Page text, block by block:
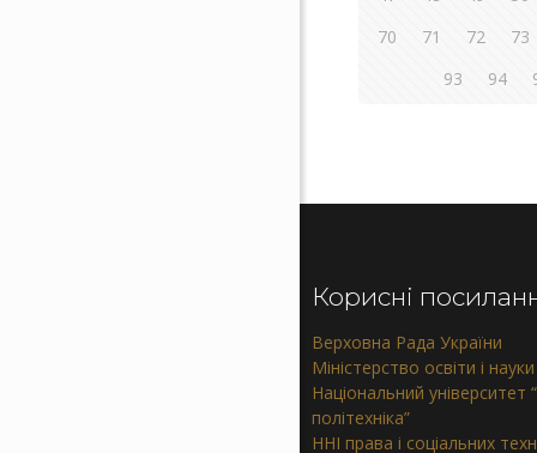
70
71 72
73
93
94
Корисні
Верховна Рада України
Міністерство освіти і
Національний університет
політехніка”
ННІ права і соціальних